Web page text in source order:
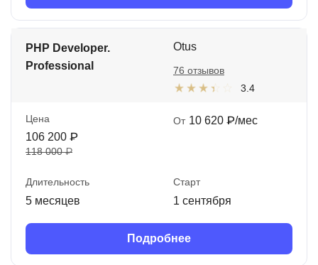
PHP Developer.
Professional
Otus
3.4
76 отзывов
Цена
106 200 ₽
118 000 ₽
От 10 620 ₽/мес
Длительность
5 месяцев
Старт
1 сентября
Подробнее